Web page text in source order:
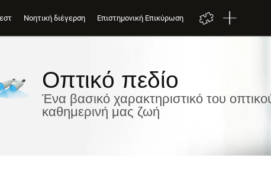
Νοητική διέγερση Επιστημονική Επικύρωση
Οπτικό πεδίο
Ένα βασικό χαρακτηριστικό του
καθημερινή μας ζωή